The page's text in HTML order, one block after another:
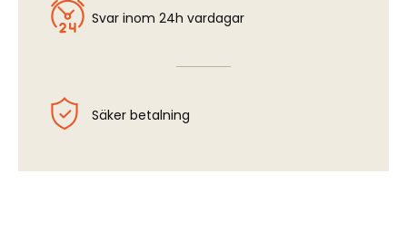
Svar inom 24h vardagar
Säker betalning